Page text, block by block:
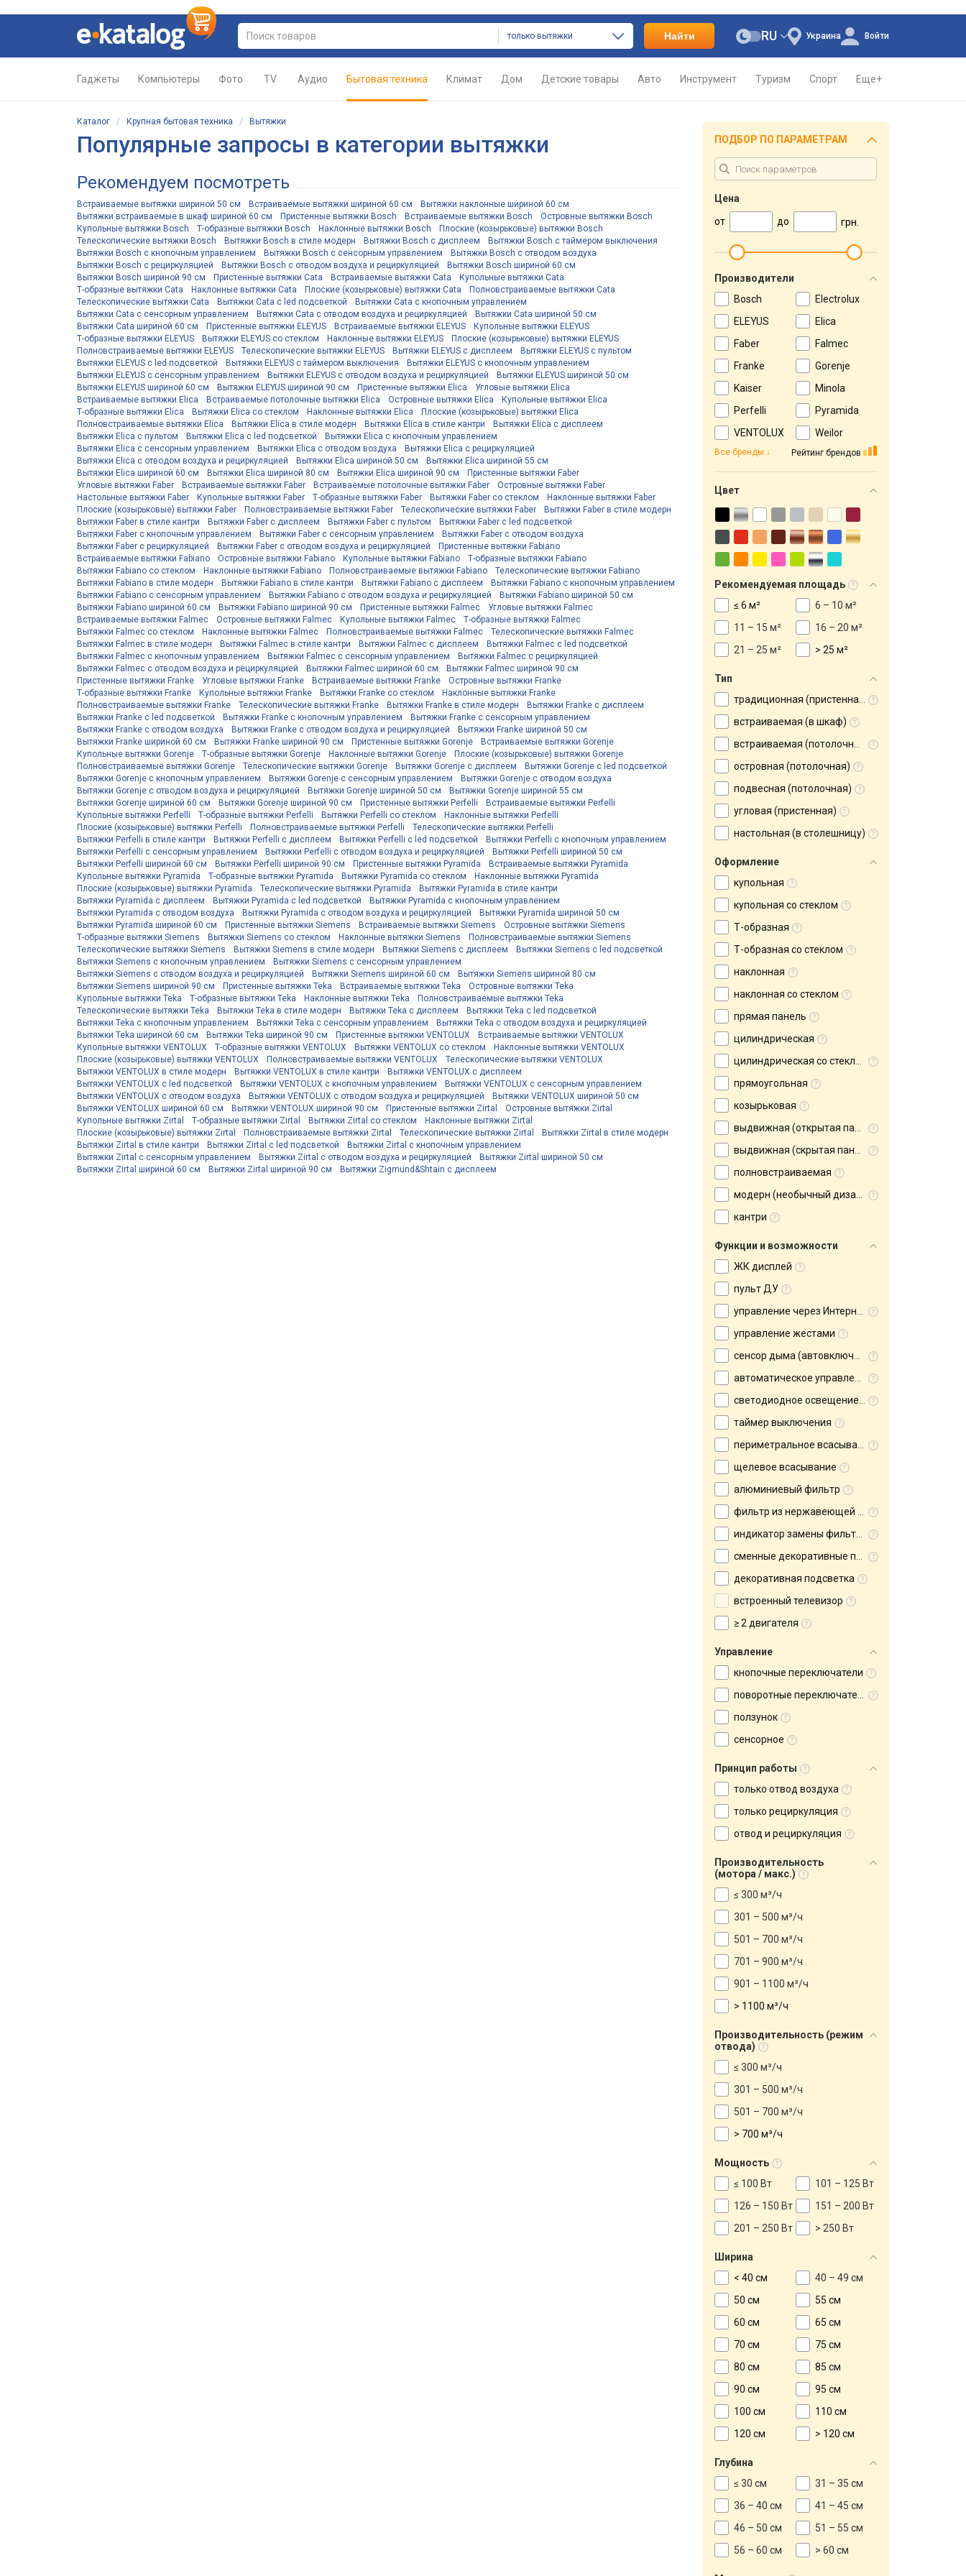
только вытяжки Найти Украина
RU Войти
Гаджеты Компьютеры Фото TV Аудио Бытовая техника Климат Дом Детские товары Авто Инструмент Туризм Спорт Еще+
Каталог / Крупная бытовая техника / Вытяжки
Популярные запросы в категории вытяжки
Рекомендуем посмотреть
Встраиваемые вытяжки шириной 50 см Встраиваемые вытяжки шириной 60 см
Вытяжки наклонные шириной 60 см
Вытяжки встраиваемые в шкаф шириной 60 см
Пристенные вытяжки Bosch Встраиваемые вытяжки Bosch
Островные вытяжки Bosch
Купольные вытяжки Bosch
Т-образные вытяжки Bosch Наклонные вытяжки Bosch
Плоские (козырьковые) вытяжки Bosch
Телескопические вытяжки Bosch
Вытяжки Bosch в стиле модерн Вытяжки Bosch с дисплеем
Вытяжки Bosch с таймером выключения
Вытяжки Bosch с кнопочным управлением
Вытяжки Bosch с сенсорным управлением
Вытяжки Bosch с отводом воздуха
Вытяжки Bosch с рециркуляцией
Вытяжки Bosch с отводом воздуха и рециркуляцией
Вытяжки Bosch шириной 60 см
Вытяжки Bosch шириной 90 см
Пристенные вытяжки Cata Встраиваемые вытяжки Cata
Купольные вытяжки Cata
Т-образные вытяжки Cata
Наклонные вытяжки Cata Плоские (козырьковые) вытяжки Cata
Полновстраиваемые вытяжки Cata
Телескопические вытяжки Cata
Вытяжки Cata с led подсветкой
Вытяжки Cata с кнопочным управлением
Вытяжки Cata с сенсорным управлением
Вытяжки Cata с отводом воздуха и рециркуляцией
Вытяжки Cata шириной 50 см
Вытяжки Cata шириной 60 см
Пристенные вытяжки ELEYUS Встраиваемые вытяжки ELEYUS
Купольные вытяжки ELEYUS
Т-образные вытяжки ELEYUS
Вытяжки ELEYUS со стеклом Наклонные вытяжки ELEYUS
Плоские (козырьковые) вытяжки ELEYUS
Полновстраиваемые вытяжки ELEYUS
Телескопические вытяжки ELEYUS Вытяжки ELEYUS с дисплеем
Вытяжки ELEYUS с пультом
Вытяжки ELEYUS с led подсветкой
Вытяжки ELEYUS с таймером выключения
Вытяжки ELEYUS с кнопочным управлением
Вытяжки ELEYUS с сенсорным управлением
Вытяжки ELEYUS с отводом воздуха и рециркуляцией
Вытяжки ELEYUS шириной 50 см
Вытяжки ELEYUS шириной 60 см
Вытяжки ELEYUS шириной 90 см Пристенные вытяжки Elica
Угловые вытяжки Elica
Встраиваемые вытяжки Elica
Встраиваемые потолочные вытяжки Elica Островные вытяжки Elica
Купольные вытяжки Elica
Т-образные вытяжки Elica
Вытяжки Elica со стеклом Наклонные вытяжки Elica
Плоские (козырьковые) вытяжки Elica
Полновстраиваемые вытяжки Elica
Вытяжки Elica в стиле модерн Вытяжки Elica в стиле кантри
Вытяжки Elica с дисплеем
Вытяжки Elica с пультом
Вытяжки Elica с led подсветкой
Вытяжки Elica с кнопочным управлением
Вытяжки Elica с сенсорным управлением
Вытяжки Elica с отводом воздуха
Вытяжки Elica с рециркуляцией
Вытяжки Elica с отводом воздуха и рециркуляцией
Вытяжки Elica шириной 50 см
Вытяжки Elica шириной 55 см
Вытяжки Elica шириной 60 см
Вытяжки Elica шириной 80 см Вытяжки Elica шириной 90 см
Пристенные вытяжки Faber
Угловые вытяжки Faber
Встраиваемые вытяжки Faber Встраиваемые потолочные вытяжки Faber
Островные вытяжки Faber
Настольные вытяжки Faber
Купольные вытяжки Faber Т-образные вытяжки Faber Вытяжки Faber со стеклом
Наклонные вытяжки Faber
Плоские (козырьковые) вытяжки Faber
Полновстраиваемые вытяжки Faber Телескопические вытяжки Faber
Вытяжки Faber в стиле модерн
Вытяжки Faber в стиле кантри
Вытяжки Faber с дисплеем Вытяжки Faber с пультом
Вытяжки Faber с led подсветкой
Вытяжки Faber с кнопочным управлением
Вытяжки Faber с сенсорным управлением
Вытяжки Faber с отводом воздуха
Вытяжки Faber с рециркуляцией
Вытяжки Faber с отводом воздуха и рециркуляцией
Пристенные вытяжки Fabiano
Встраиваемые вытяжки Fabiano
Островные вытяжки Fabiano Купольные вытяжки Fabiano
Т-образные вытяжки Fabiano
Вытяжки Fabiano со стеклом
Наклонные вытяжки Fabiano Полновстраиваемые вытяжки Fabiano
Телескопические вытяжки Fabiano
Вытяжки Fabiano в стиле модерн
Вытяжки Fabiano в стиле кантри Вытяжки Fabiano с дисплеем
Вытяжки Fabiano с кнопочным управлением
Вытяжки Fabiano с сенсорным управлением
Вытяжки Fabiano с отводом воздуха и рециркуляцией
Вытяжки Fabiano шириной 50 см
Вытяжки Fabiano шириной 60 см
Вытяжки Fabiano шириной 90 см Пристенные вытяжки Falmec
Угловые вытяжки Falmec
Встраиваемые вытяжки Falmec
Островные вытяжки Falmec Купольные вытяжки Falmec
Т-образные вытяжки Falmec
Вытяжки Falmec со стеклом
Наклонные вытяжки Falmec Полновстраиваемые вытяжки Falmec
Телескопические вытяжки Falmec
Вытяжки Falmec в стиле модерн
Вытяжки Falmec в стиле кантри Вытяжки Falmec с дисплеем
Вытяжки Falmec с led подсветкой
Вытяжки Falmec с кнопочным управлением
Вытяжки Falmec с сенсорным управлением
Вытяжки Falmec с рециркуляцией
Вытяжки Falmec с отводом воздуха и рециркуляцией
Вытяжки Falmec шириной 60 см
Вытяжки Falmec шириной 90 см
Пристенные вытяжки Franke
Угловые вытяжки Franke Встраиваемые вытяжки Franke
Островные вытяжки Franke
Т-образные вытяжки Franke
Купольные вытяжки Franke Вытяжки Franke со стеклом
Наклонные вытяжки Franke
Полновстраиваемые вытяжки Franke
Телескопические вытяжки Franke Вытяжки Franke в стиле модерн
Вытяжки Franke с дисплеем
Вытяжки Franke с led подсветкой
Вытяжки Franke с кнопочным управлением
Вытяжки Franke с сенсорным управлением
Вытяжки Franke с отводом воздуха
Вытяжки Franke с отводом воздуха и рециркуляцией
Вытяжки Franke шириной 50 см
Вытяжки Franke шириной 60 см
Вытяжки Franke шириной 90 см Пристенные вытяжки Gorenje
Встраиваемые вытяжки Gorenje
Купольные вытяжки Gorenje
Т-образные вытяжки Gorenje Наклонные вытяжки Gorenje
Плоские (козырьковые) вытяжки Gorenje
Полновстраиваемые вытяжки Gorenje
Телескопические вытяжки Gorenje Вытяжки Gorenje с дисплеем
Вытяжки Gorenje с led подсветкой
Вытяжки Gorenje с кнопочным управлением
Вытяжки Gorenje с сенсорным управлением
Вытяжки Gorenje с отводом воздуха
Вытяжки Gorenje с отводом воздуха и рециркуляцией
Вытяжки Gorenje шириной 50 см
Вытяжки Gorenje шириной 55 см
Вытяжки Gorenje шириной 60 см
Вытяжки Gorenje шириной 90 см Пристенные вытяжки Perfelli
Встраиваемые вытяжки Perfelli
Купольные вытяжки Perfelli
Т-образные вытяжки Perfelli Вытяжки Perfelli со стеклом
Наклонные вытяжки Perfelli
Плоские (козырьковые) вытяжки Perfelli
Полновстраиваемые вытяжки Perfelli
Телескопические вытяжки Perfelli
Вытяжки Perfelli в стиле кантри
Вытяжки Perfelli с дисплеем Вытяжки Perfelli с led подсветкой
Вытяжки Perfelli с кнопочным управлением
Вытяжки Perfelli с сенсорным управлением
Вытяжки Perfelli с отводом воздуха и рециркуляцией
Вытяжки Perfelli шириной 50 см
Вытяжки Perfelli шириной 60 см
Вытяжки Perfelli шириной 90 см Пристенные вытяжки Pyramida
Встраиваемые вытяжки Pyramida
Купольные вытяжки Pyramida
Т-образные вытяжки Pyramida Вытяжки Pyramida со стеклом
Наклонные вытяжки Pyramida
Плоские (козырьковые) вытяжки Pyramida
Телескопические вытяжки Pyramida
Вытяжки Pyramida в стиле кантри
Вытяжки Pyramida с дисплеем
Вытяжки Pyramida с led подсветкой
Вытяжки Pyramida с кнопочным управлением
Вытяжки Pyramida с отводом воздуха
Вытяжки Pyramida с отводом воздуха и рециркуляцией
Вытяжки Pyramida шириной 50 см
Вытяжки Pyramida шириной 60 см
Пристенные вытяжки Siemens Встраиваемые вытяжки Siemens
Островные вытяжки Siemens
Т-образные вытяжки Siemens
Вытяжки Siemens со стеклом Наклонные вытяжки Siemens
Полновстраиваемые вытяжки Siemens
Телескопические вытяжки Siemens
Вытяжки Siemens в стиле модерн Вытяжки Siemens с дисплеем
Вытяжки Siemens с led подсветкой
Вытяжки Siemens с кнопочным управлением
Вытяжки Siemens с сенсорным управлением
Вытяжки Siemens с отводом воздуха и рециркуляцией
Вытяжки Siemens шириной 60 см
Вытяжки Siemens шириной 80 см
Вытяжки Siemens шириной 90 см
Пристенные вытяжки Teka Встраиваемые вытяжки Teka
Островные вытяжки Teka
Купольные вытяжки Teka
Т-образные вытяжки Teka Наклонные вытяжки Teka
Полновстраиваемые вытяжки Teka
Телескопические вытяжки Teka
Вытяжки Teka в стиле модерн Вытяжки Teka с дисплеем
Вытяжки Teka с led подсветкой
Вытяжки Teka с кнопочным управлением
Вытяжки Teka с сенсорным управлением
Вытяжки Teka с отводом воздуха и рециркуляцией
Вытяжки Teka шириной 60 см
Вытяжки Teka шириной 90 см Пристенные вытяжки VENTOLUX
Встраиваемые вытяжки VENTOLUX
Купольные вытяжки VENTOLUX
Т-образные вытяжки VENTOLUX Вытяжки VENTOLUX со стеклом
Наклонные вытяжки VENTOLUX
Плоские (козырьковые) вытяжки VENTOLUX
Полновстраиваемые вытяжки VENTOLUX
Телескопические вытяжки VENTOLUX
Вытяжки VENTOLUX в стиле модерн
Вытяжки VENTOLUX в стиле кантри
Вытяжки VENTOLUX с дисплеем
Вытяжки VENTOLUX с led подсветкой
Вытяжки VENTOLUX с кнопочным управлением
Вытяжки VENTOLUX с сенсорным управлением
Вытяжки VENTOLUX с отводом воздуха
Вытяжки VENTOLUX с отводом воздуха и рециркуляцией
Вытяжки VENTOLUX шириной 50 см
Вытяжки VENTOLUX шириной 60 см
Вытяжки VENTOLUX шириной 90 см Пристенные вытяжки Zirtal
Островные вытяжки Zirtal
Купольные вытяжки Zirtal
Т-образные вытяжки Zirtal Вытяжки Zirtal со стеклом
Наклонные вытяжки Zirtal
Плоские (козырьковые) вытяжки Zirtal
Полновстраиваемые вытяжки Zirtal Телескопические вытяжки Zirtal
Вытяжки Zirtal в стиле модерн
Вытяжки Zirtal в стиле кантри
Вытяжки Zirtal с led подсветкой
Вытяжки Zirtal с кнопочным управлением
Вытяжки Zirtal с сенсорным управлением
Вытяжки Zirtal с отводом воздуха и рециркуляцией
Вытяжки Zirtal шириной 50 см
Вытяжки Zirtal шириной 60 см
Вытяжки Zirtal шириной 90 см Вытяжки Zigmund&Shtain с дисплеем
ПОДБОР ПО ПАРАМЕТРАМ
Цена
от
до грн.
Производители
Bosch
Electrolux
ELEYUS
Elica
Faber
Falmec
Franke
Gorenje
Kaiser
Minola
Perfelli
Pyramida
VENTOLUX
Weilor
Рейтинг брендов
Все бренды
Цвет
Рекомендуемая площадь
≤ 6 м²
6 – 10 м²
11 – 15 м²
16 – 20 м²
21 – 25 м²
> 25 м²
Тип
традиционная (пристенная)
встраиваемая (в шкаф)
встраиваемая (потолочная)
островная (потолочная)
подвесная (потолочная)
угловая (пристенная)
настольная (в столешницу)
Оформление
купольная
купольная со стеклом
Т-образная
Т-образная со стеклом
наклонная
наклонная со стеклом
прямая панель
цилиндрическая
цилиндрическая со стеклом
прямоугольная
козырьковая
выдвижная (открытая панель)
выдвижная (скрытая панель)
полновстраиваемая
модерн (необычный дизайн)
кантри
Функции и возможности
ЖК дисплей
пульт ДУ
управление через Интернет
управление жестами
сенсор дыма (автовключение)
автоматическое управление
светодиодное освещение (LED)
таймер выключения
периметральное всасывание
щелевое всасывание
алюминиевый фильтр
фильтр из нержавеющей стали
индикатор замены фильтров
сменные декоративные панели
декоративная подсветка
встроенный телевизор
≥ 2 двигателя
Управление
кнопочные переключатели
поворотные переключатели
ползунок
сенсорное
Принцип работы
только отвод воздуха
только рециркуляция
отвод и рециркуляция
Производительность
(мотора / макс.)
≤ 300 м³/ч
301 – 500 м³/ч
501 – 700 м³/ч
701 – 900 м³/ч
901 – 1100 м³/ч
> 1100 м³/ч
Производительность (режим
отвода)
≤ 300 м³/ч
301 – 500 м³/ч
501 – 700 м³/ч
> 700 м³/ч
Мощность
≤ 100 Вт
101 – 125 Вт
126 – 150 Вт
151 – 200 Вт
201 – 250 Вт
> 250 Вт
Ширина
< 40 см
40 – 49 см
50 см
55 см
60 см
65 см
70 см
75 см
80 см
85 см
90 см
95 см
100 см
110 см
120 см
> 120 см
Глубина
≤ 30 см
31 – 35 см
36 – 40 см
41 – 45 см
46 – 50 см
51 – 55 см
56 – 60 см
> 60 см